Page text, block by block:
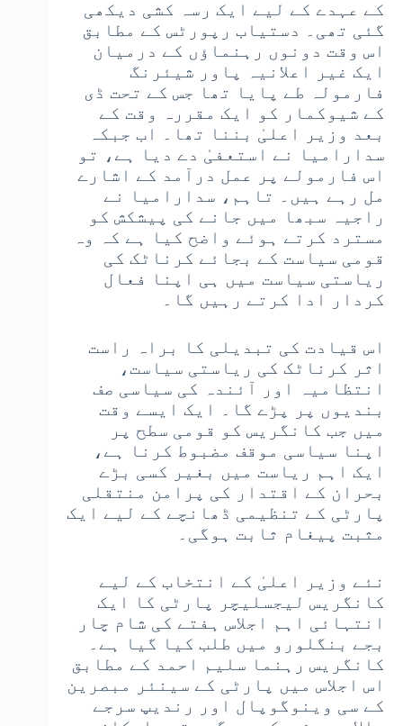
کے عہدے کے لیے ایک رسہ کشی دیکھی
گئی تھی۔ دستیاب رپورٹس کے مطابق
اس وقت دونوں رہنماؤں کے درمیان
ایک غیر اعلانیہ پاور شیئرنگ
فارمولہ طے پایا تھا جس کے تحت ڈی
کے شیوکمار کو ایک مقررہ وقت کے
بعد وزیر اعلیٰ بننا تھا۔
اب جبکہ
سدارامیا نے استعفیٰ دے دیا ہے، تو
اس فارمولے پر عمل درآمد کے اشارے
مل رہے ہیں۔ تاہم، سدارامیا نے
راجیہ سبھا میں جانے کی پیشکش کو
مسترد کرتے ہوئے واضح کیا ہے کہ وہ
قومی سیاست کے بجائے کرناٹک کی
ریاستی سیاست میں ہی اپنا فعال
کردار ادا کرتے رہیں گا۔
اس قیادت کی تبدیلی کا براہ راست
اثر کرناٹک کی ریاستی سیاست،
انتظامیہ اور آئندہ کی سیاسی صف
بندیوں پر پڑے گا۔ ایک ایسے وقت
میں جب کانگریس کو قومی سطح پر
اپنا سیاسی موقف مضبوط کرنا ہے،
ایک اہم ریاست میں بغیر کسی بڑے
بحران کے اقتدار کی پرامن منتقلی
پارٹی کے تنظیمی ڈھانچے کے لیے ایک
مثبت پیغام ثابت ہوگی۔
نئے وزیر اعلیٰ کے انتخاب کے لیے
کانگریس لیجسلیچر پارٹی کا ایک
انتہائی اہم اجلاس ہفتے کی شام چار
بجے بنگلورو میں طلب کیا گیا ہے۔
کانگریس رہنما سلیم احمد کے مطابق
اس اجلاس میں پارٹی کے سینئر مبصرین
کے سی وینوگوپال اور رندیپ سرجے